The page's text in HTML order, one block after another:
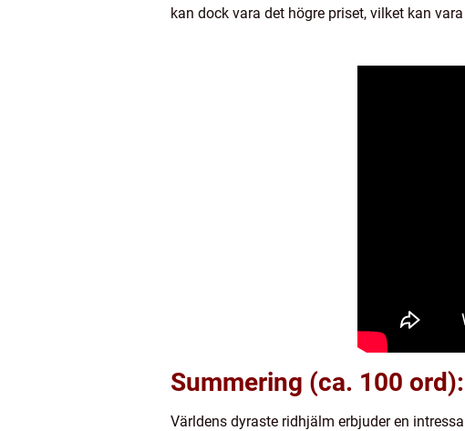
kan dock vara det högre priset, vilket kan
Summering (ca. 100 ord):
Världens dyraste ridhjälm erbjuder en